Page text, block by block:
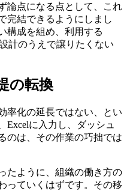
論点になる点として、これ
完結できるようにしまし
構成を組め、利用する
計のうえで譲りたくない
の転換
率化の延長ではない、とい
Excelに入力し、ダッシュ
のは、その作業の巧拙では
たように、組織の働き方の
っていくはずです。その移